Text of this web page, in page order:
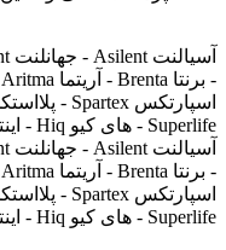
Superlife - های کیو Hiq - اینتیما - های تک Hitec -
Superlife - های کیو Hiq - اینتیما - های تک Hitec -